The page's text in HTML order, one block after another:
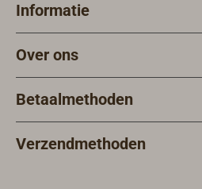
hoogwaardige
lampen voor
gebruik op het
land.
Informatie
Over ons
Betaalmethoden
Verzendmethoden